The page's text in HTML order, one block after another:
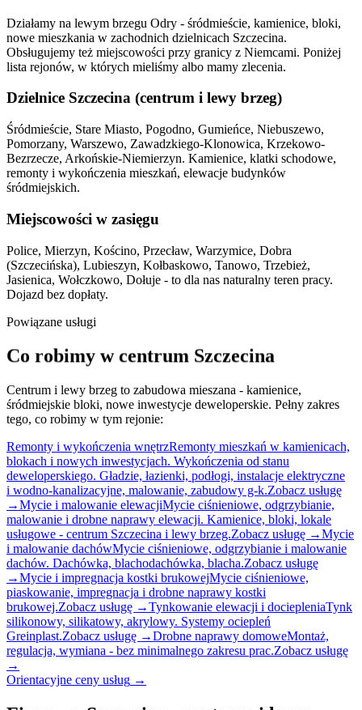
Działamy na lewym brzegu Odry - śródmieście, kamienice, bloki,
nowe mieszkania w zachodnich dzielnicach Szczecina.
Obsługujemy też miejscowości przy granicy z Niemcami. Poniżej
lista rejonów, w których mieliśmy albo mamy zlecenia.
Dzielnice Szczecina (centrum i lewy brzeg)
Śródmieście, Stare Miasto, Pogodno, Gumieńce, Niebuszewo,
Pomorzany, Warszewo, Zawadzkiego-Klonowica, Krzekowo-
Bezrzecze, Arkońskie-Niemierzyn. Kamienice, klatki schodowe,
remonty i wykończenia mieszkań, elewacje budynków
śródmiejskich.
Miejscowości w zasięgu
Police, Mierzyn, Kościno, Przecław, Warzymice, Dobra
(Szczecińska), Lubieszyn, Kołbaskowo, Tanowo, Trzebież,
Jasienica, Wołczkowo, Dołuje - to dla nas naturalny teren pracy.
Dojazd bez dopłaty.
Powiązane usługi
Co robimy w centrum Szczecina
Centrum i lewy brzeg to zabudowa mieszana - kamienice,
śródmiejskie bloki, nowe inwestycje deweloperskie. Pełny zakres
tego, co robimy w tym rejonie:
Remonty i wykończenia wnętrzRemonty mieszkań w kamienicach,
blokach i nowych inwestycjach. Wykończenia od stanu
deweloperskiego. Gładzie, łazienki, podłogi, instalacje elektryczne
i wodno-kanalizacyjne, malowanie, zabudowy g-k.Zobacz usługę
→Mycie i malowanie elewacjiMycie ciśnieniowe, odgrzybianie,
malowanie i drobne naprawy elewacji. Kamienice, bloki, lokale
usługowe - centrum Szczecina i lewy brzeg.Zobacz usługę →Mycie
i malowanie dachówMycie ciśnieniowe, odgrzybianie i malowanie
dachów. Dachówka, blachodachówka, blacha.Zobacz usługę
→Mycie i impregnacja kostki brukowejMycie ciśnieniowe,
piaskowanie, impregnacja i drobne naprawy kostki
brukowej.Zobacz usługę →Tynkowanie elewacji i dociepleniaTynk
silikonowy, silikatowy, akrylowy. Systemy ociepleń
Greinplast.Zobacz usługę →Drobne naprawy domoweMontaż,
regulacja, wymiana - bez minimalnego zakresu prac.Zobacz usługę
→
Orientacyjne ceny usług →